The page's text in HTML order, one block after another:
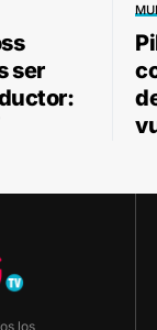
ser
los